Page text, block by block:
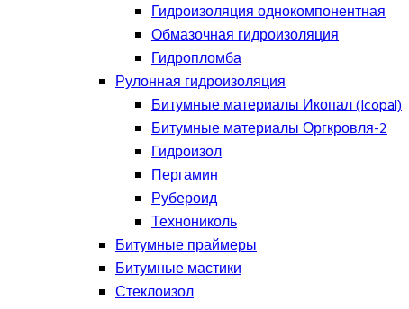
Гидроизоляция однокомпонентная
Обмазочная гидроизоляция
Гидропломба
Рулонная гидроизоляция
Битумные материалы Икопал (Icopal)
Битумные материалы Оргкровля-2
Гидроизол
Пергамин
Рубероид
Технониколь
Битумные праймеры
Битумные мастики
Стеклоизол